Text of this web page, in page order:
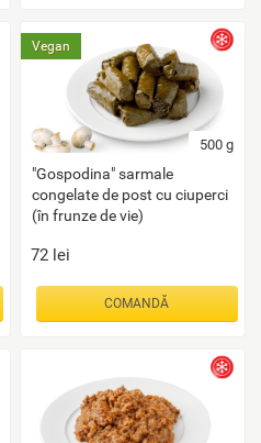
500 g
Vegan
"Gospodina" sarmale
congelate de post cu ciuperci
(în frunze de vie)
72 lei
COMANDĂ